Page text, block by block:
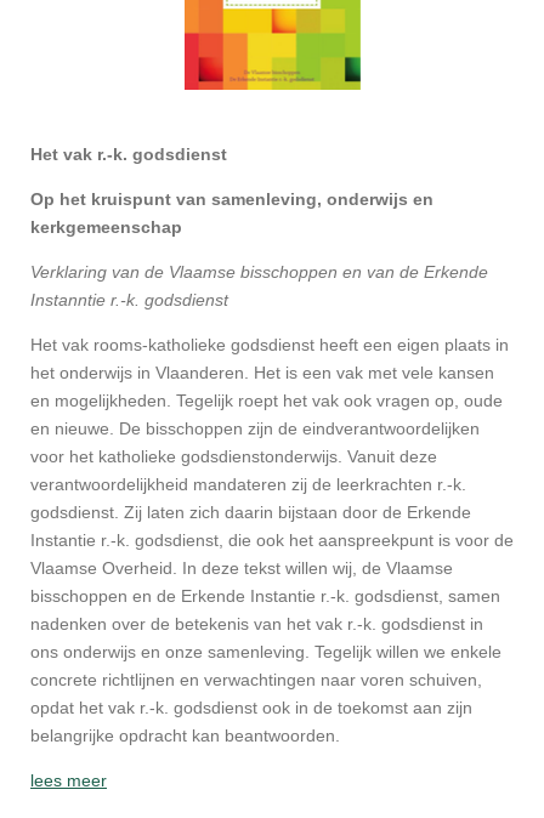
Het vak r.-k. godsdienst
Op het kruispunt van samenleving, onderwijs en
kerkgemeenschap
Verklaring van de Vlaamse bisschoppen en van de Erkende
Instanntie r.-k. godsdienst
Het vak rooms-katholieke godsdienst heeft een eigen plaats in
het onderwijs in Vlaanderen. Het is een vak met vele kansen
en mogelijkheden. Tegelijk roept het vak ook vragen op, oude
en nieuwe. De bisschoppen zijn de eindverantwoordelijken
voor het katholieke godsdienstonderwijs. Vanuit deze
verantwoordelijkheid mandateren zij de leerkrachten r.-k.
godsdienst. Zij laten zich daarin bijstaan door de Erkende
Instantie r.-k. godsdienst, die ook het aanspreekpunt is voor de
Vlaamse Overheid. In deze tekst willen wij, de Vlaamse
bisschoppen en de Erkende Instantie r.-k. godsdienst, samen
nadenken over de betekenis van het vak r.-k. godsdienst in
ons onderwijs en onze samenleving. Tegelijk willen we enkele
concrete richtlijnen en verwachtingen naar voren schuiven,
opdat het vak r.-k. godsdienst ook in de toekomst aan zijn
belangrijke opdracht kan beantwoorden.
lees meer